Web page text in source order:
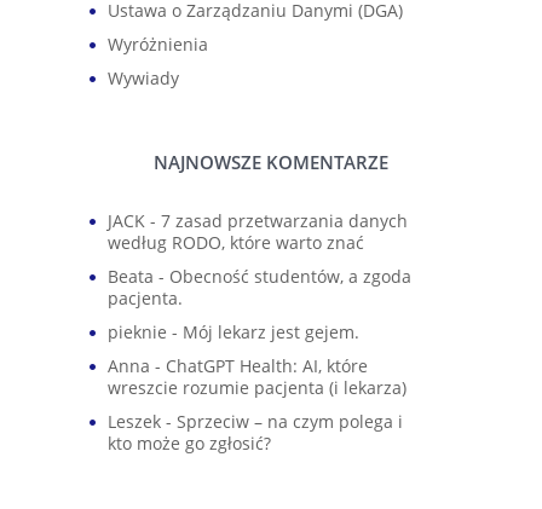
Ustawa o Zarządzaniu Danymi (DGA)
Wyróżnienia
Wywiady
NAJNOWSZE KOMENTARZE
JACK - 7 zasad przetwarzania danych
według RODO, które warto znać
Beata - Obecność studentów, a zgoda
pacjenta.
pieknie - Mój lekarz jest gejem.
Anna - ChatGPT Health: AI, które
wreszcie rozumie pacjenta (i lekarza)
Leszek - Sprzeciw – na czym polega i
kto może go zgłosić?